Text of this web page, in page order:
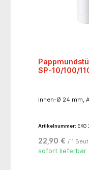
SP-10/100/
Innen-Ø 24 mm,
Artikelnummer: EKG
22,90 € / 1
sofort lieferbar